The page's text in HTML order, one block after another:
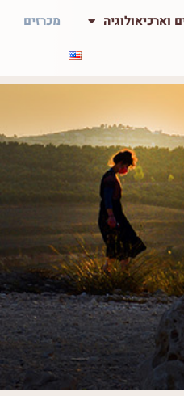
וארכיאולוגיה מכרזים